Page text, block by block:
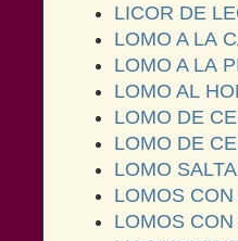
LICOR DE
LOMO A LA
LOMO A LA
LOMO AL
LOMO DE
LOMO DE
LOMO
LOMOS
LOMOS